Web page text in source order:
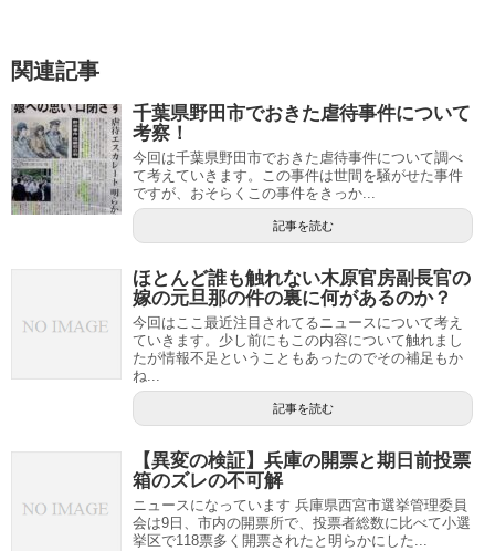
関連記事
千葉県野田市でおきた虐待事件について
考察！
今回は千葉県野田市でおきた虐待事件について調べ
て考えていきます。この事件は世間を騒がせた事件
ですが、おそらくこの事件をきっか...
記事を読む
ほとんど誰も触れない木原官房副長官の
嫁の元旦那の件の裏に何があるのか？
今回はここ最近注目されてるニュースについて考え
ていきます。少し前にもこの内容について触れまし
たが情報不足ということもあったのでその補足もか
ね...
記事を読む
【異変の検証】兵庫の開票と期日前投票
箱のズレの不可解
ニュースになっています 兵庫県西宮市選挙管理委員
会は9日、市内の開票所で、投票者総数に比べて小選
挙区で118票多く開票されたと明らかにした...